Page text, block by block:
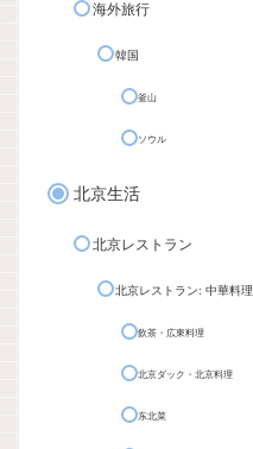
海外旅行
韓国
釜山
ソウル
北京生活
北京レストラン
北京レストラン: 中華料理
飲茶・広東料理
北京ダック・北京料理
东北菜